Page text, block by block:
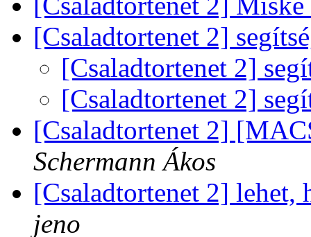
[Csaladtortenet 2]
[Csaladtortenet 2]
[Csaladtortenet 2]
[Csaladtortenet 2]
Schermann Ákos
[Csaladtortenet 2]
jeno